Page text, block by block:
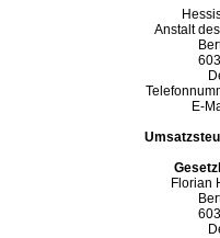
Anstalt
E-
Florian